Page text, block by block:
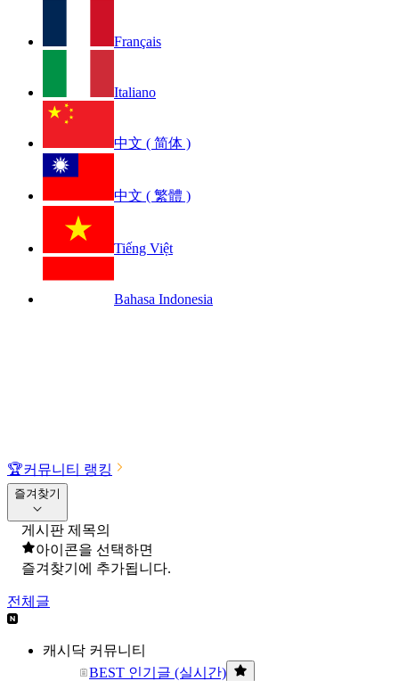
Français
Italiano
中文 ( 简体 )
中文 ( 繁體 )
Tiếng Việt
Bahasa Indonesia
🏆커뮤니티 랭킹
즐겨찾기
게시판 제목의
아이콘을 선택하면
즐겨찾기에 추가됩니다.
전체글
캐시닥 커뮤니티
BEST 인기글 (실시간)